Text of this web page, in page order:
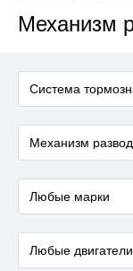
Механизм